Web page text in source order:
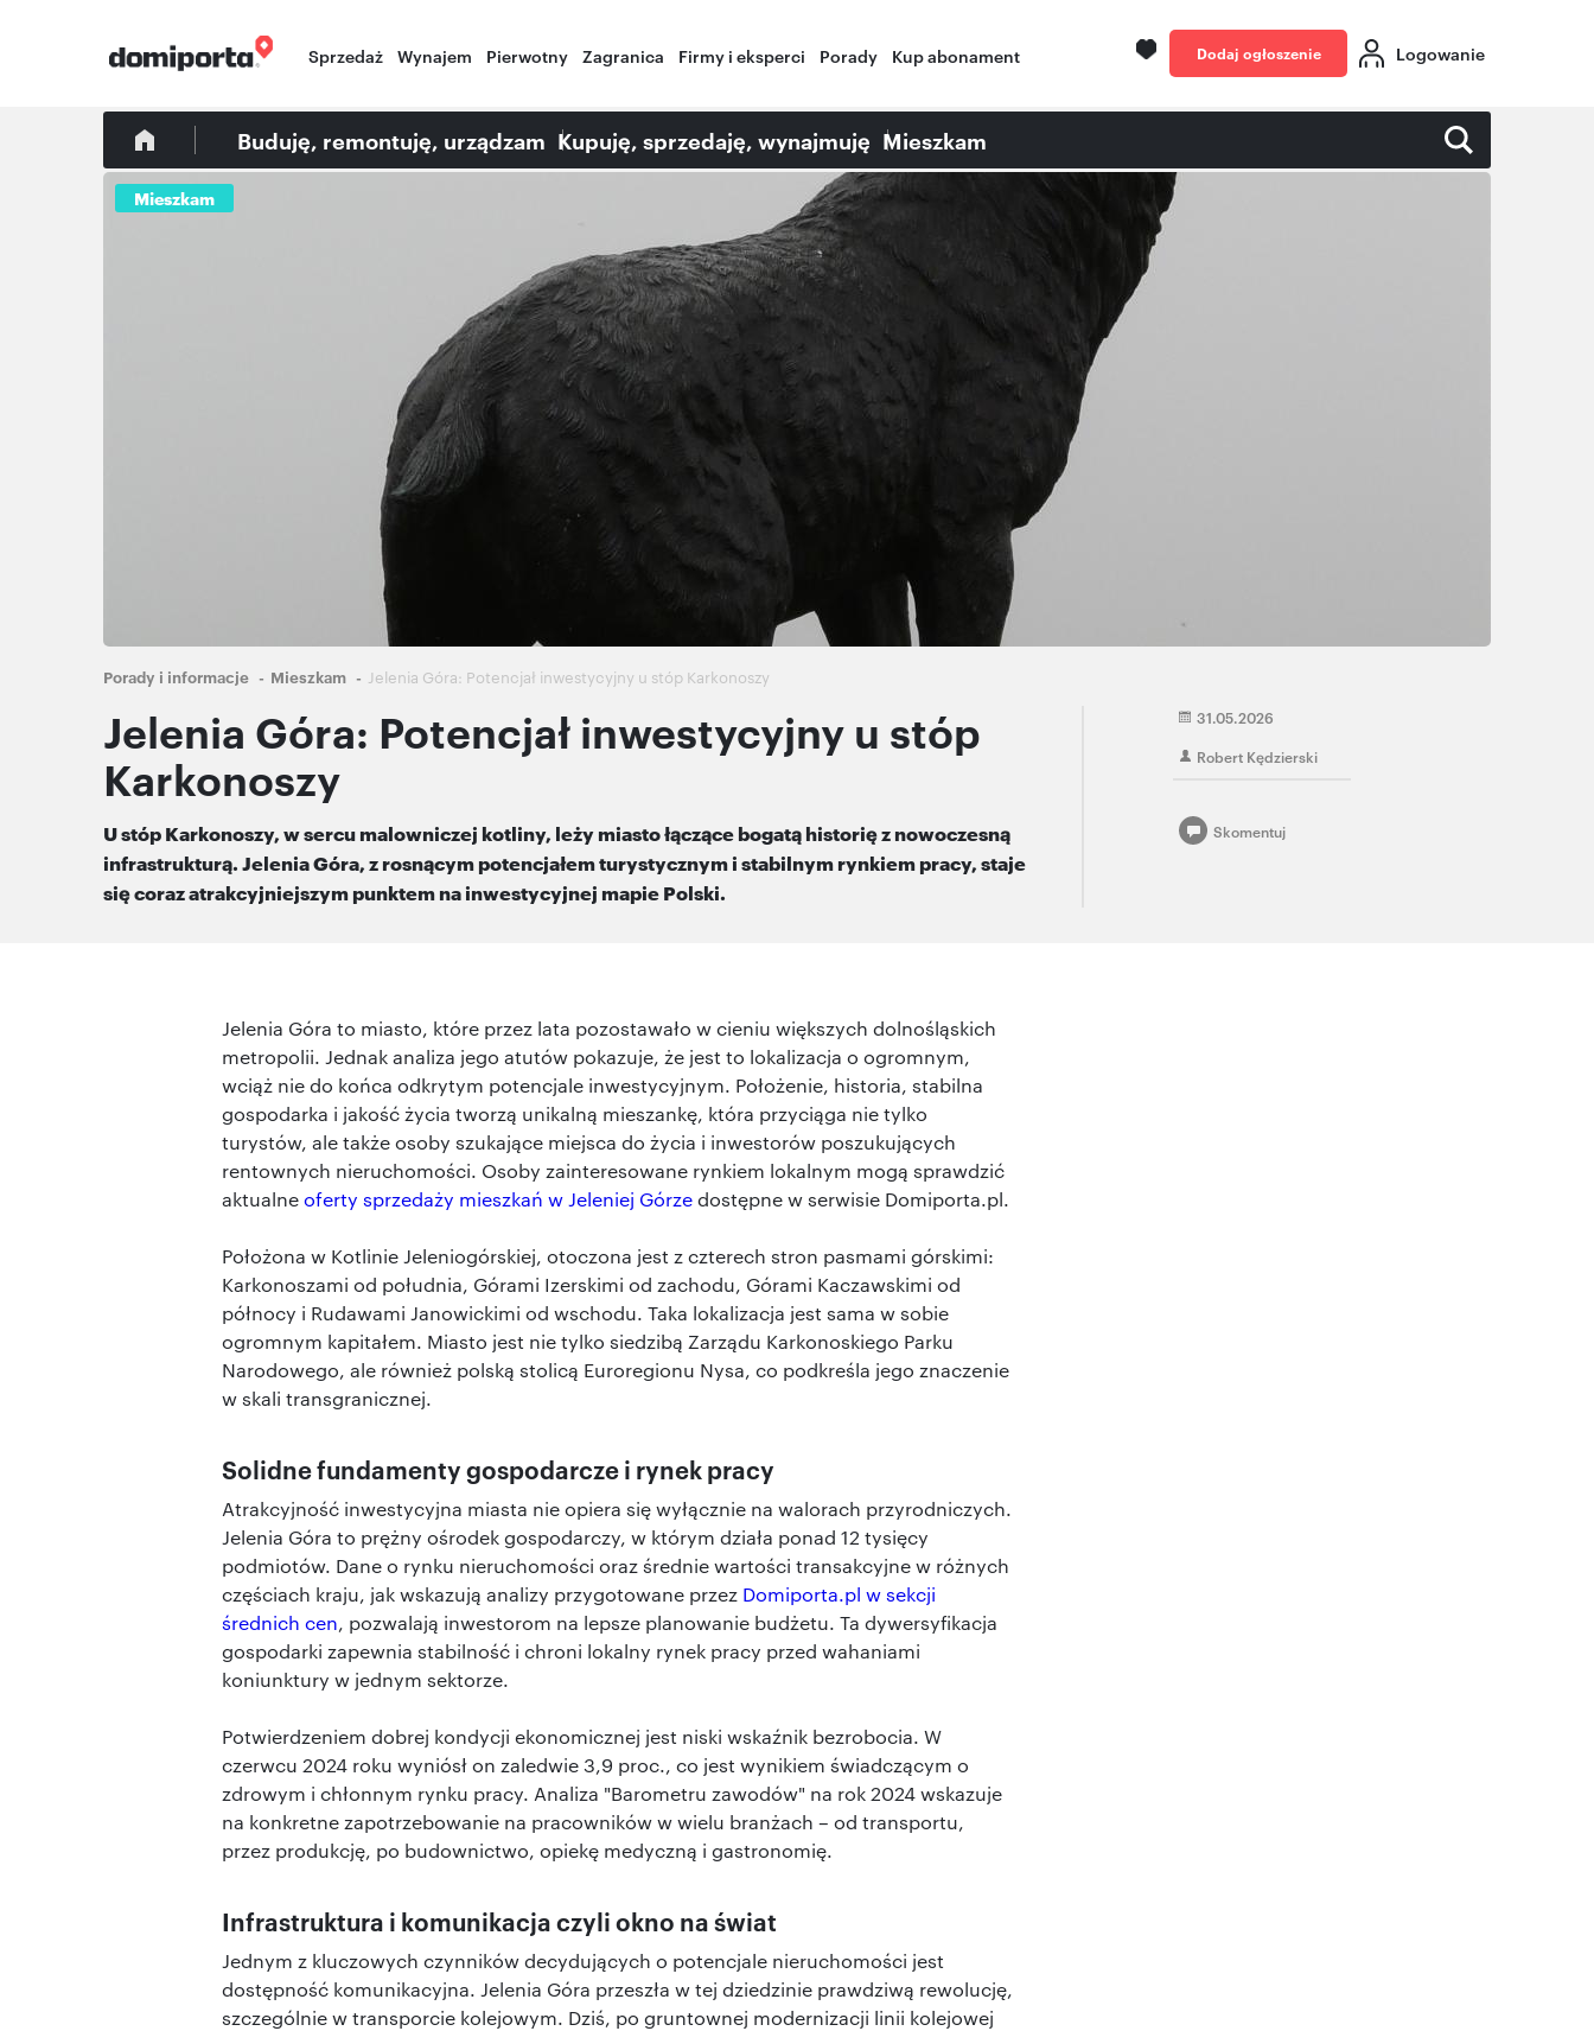
Sprzedaż Wynajem Pierwotny Zagranica Firmy i eksperci Porady Kup abonament Dodaj ogłoszenie Logowanie
Buduję, remontuję, urządzam Kupuję, sprzedaję, wynajmuję Mieszkam
Mieszkam
Ścieżka
nawigacyjna
Porady i informacje Mieszkam Jelenia Góra: Potencjał inwestycyjny u stóp Karkonoszy
Jelenia Góra: Potencjał inwestycyjny u stóp
Karkonoszy
U stóp Karkonoszy, w sercu malowniczej kotliny, leży miasto łączące bogatą historię z nowoczesną
infrastrukturą. Jelenia Góra, z rosnącym potencjałem turystycznym i stabilnym rynkiem pracy, staje
się coraz atrakcyjniejszym punktem na inwestycyjnej mapie Polski.
31.05.2026
Robert Kędzierski
Skomentuj
Jelenia Góra to miasto, które przez lata pozostawało w cieniu większych dolnośląskich
metropolii. Jednak analiza jego atutów pokazuje, że jest to lokalizacja o ogromnym,
wciąż nie do końca odkrytym potencjale inwestycyjnym. Położenie, historia, stabilna
gospodarka i jakość życia tworzą unikalną mieszankę, która przyciąga nie tylko
turystów, ale także osoby szukające miejsca do życia i inwestorów poszukujących
rentownych nieruchomości. Osoby zainteresowane rynkiem lokalnym mogą sprawdzić
aktualneoferty sprzedaży mieszkań w Jeleniej Górzedostępne w serwisie Domiporta.pl.
Położona w Kotlinie Jeleniogórskiej, otoczona jest z czterech stron pasmami górskimi:
Karkonoszami od południa, Górami Izerskimi od zachodu, Górami Kaczawskimi od
północy i Rudawami Janowickimi od wschodu. Taka lokalizacja jest sama w sobie
ogromnym kapitałem. Miasto jest nie tylko siedzibą Zarządu Karkonoskiego Parku
Narodowego, ale również polską stolicą Euroregionu Nysa, co podkreśla jego znaczenie
w skali transgranicznej.
Solidne fundamenty gospodarcze i rynek pracy
Atrakcyjność inwestycyjna miasta nie opiera się wyłącznie na walorach przyrodniczych.
Jelenia Góra to prężny ośrodek gospodarczy, w którym działa ponad 12 tysięcy
podmiotów. Dane o rynku nieruchomości oraz średnie wartości transakcyjne w różnych
częściach kraju, jak wskazują analizy przygotowane przez Domiporta.pl w sekcji
średnich cen, pozwalają inwestorom na lepsze planowanie budżetu. Ta dywersyfikacja
gospodarki zapewnia stabilność i chroni lokalny rynek pracy przed wahaniami
koniunktury w jednym sektorze.
Potwierdzeniem dobrej kondycji ekonomicznej jest niski wskaźnik bezrobocia. W
czerwcu 2024 roku wyniósł on zaledwie 3,9 proc., co jest wynikiem świadczącym o
zdrowym i chłonnym rynku pracy. Analiza "Barometru zawodów" na rok 2024 wskazuje
na konkretne zapotrzebowanie na pracowników w wielu branżach – od transportu,
przez produkcję, po budownictwo, opiekę medyczną i gastronomię.
Infrastruktura i komunikacja czyli okno na świat
Jednym z kluczowych czynników decydujących o potencjale nieruchomości jest
dostępność komunikacyjna. Jelenia Góra przeszła w tej dziedzinie prawdziwą rewolucję,
szczególnie w transporcie kolejowym. Dziś, po gruntownej modernizacji linii kolejowej